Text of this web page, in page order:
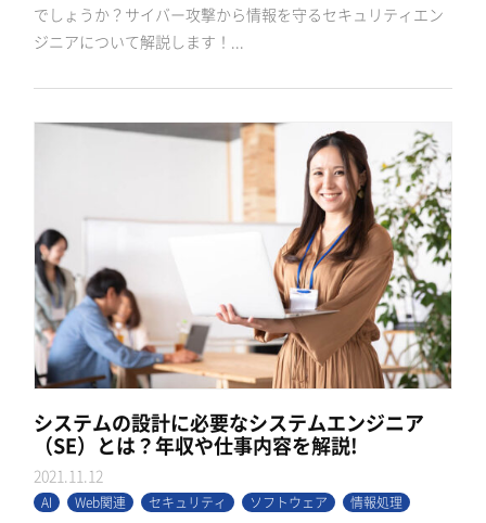
でしょうか？サイバー攻撃から情報を守るセキュリティエン
ジニアについて解説します！...
システムの設計に必要なシステムエンジニア
（SE）とは？年収や仕事内容を解説!
2021.11.12
AI Web関連 セキュリティ ソフトウェア 情報処理